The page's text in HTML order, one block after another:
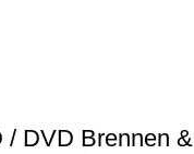
/ DVD Brennen &